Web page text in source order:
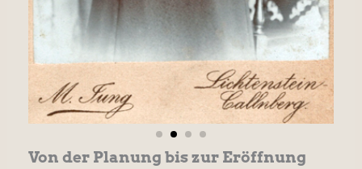
Von der Planung bis zur Eröffnung